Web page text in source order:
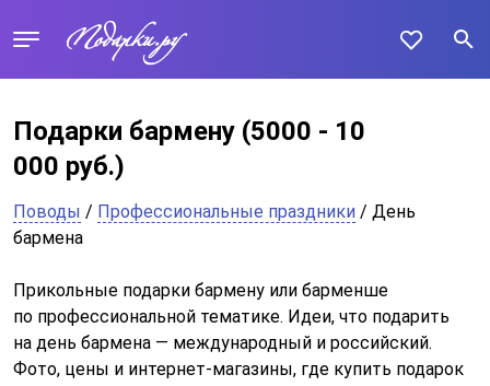
Подарки бармену (5000 - 10
000 руб.)
Поводы / Профессиональные праздники / День
бармена
Прикольные подарки бармену или барменше
по профессиональной тематике. Идеи, что подарить
на день бармена — международный и российский.
Фото, цены и интернет-магазины, где купить подарок